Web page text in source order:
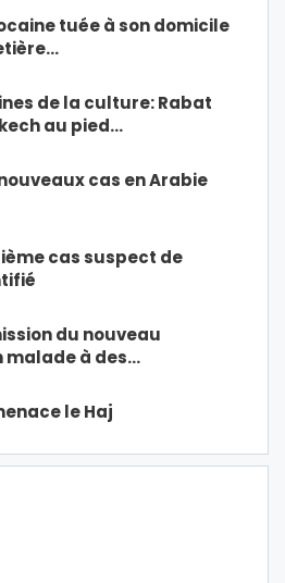
tuée à son domicile
de la culture: Rabat
au pied…
cas en Arabie
cas suspect de
du nouveau
malade à des…
le Haj